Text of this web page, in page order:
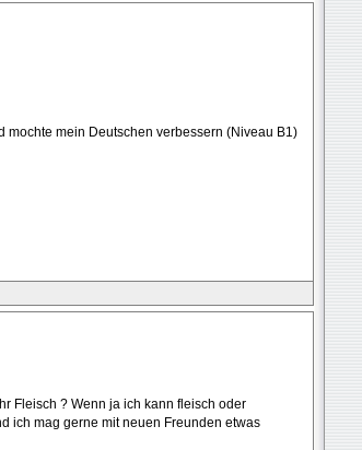
mochte mein Deutschen verbessern (Niveau B1)
Fleisch ? Wenn ja ich kann fleisch oder
ich mag gerne mit neuen Freunden etwas